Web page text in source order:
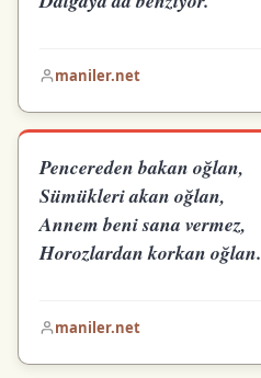
maniler.net
Pencereden bakan oğlan,
Sümükleri akan oğlan,
Annem beni sana vermez,
Horozlardan korkan oğlan.
maniler.net